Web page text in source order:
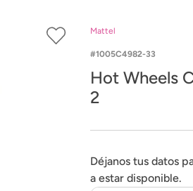
Mattel
1005C4982-33
Hot Wheels
2
Déjanos tus datos
a estar disponible.